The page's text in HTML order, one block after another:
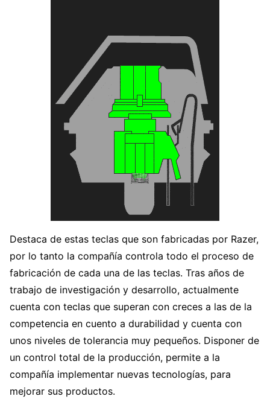
Destaca de estas teclas que son fabricadas por Razer,
por lo tanto la compañía controla todo el proceso de
fabricación de cada una de las teclas. Tras años de
trabajo de investigación y desarrollo, actualmente
cuenta con teclas que superan con creces a las de la
competencia en cuento a durabilidad y cuenta con
unos niveles de tolerancia muy pequeños. Disponer de
un control total de la producción, permite a la
compañía implementar nuevas tecnologías, para
mejorar sus productos.